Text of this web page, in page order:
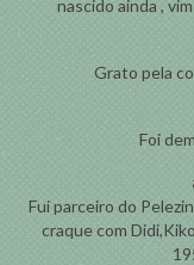
nascido ainda ,
Grato pela
Foi
Fui parceiro do
craque com